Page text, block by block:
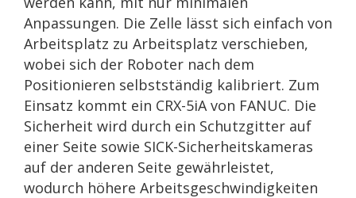
Anpassungen. Die Zelle lässt sich einfach von
Arbeitsplatz zu Arbeitsplatz verschieben,
wobei sich der Roboter nach dem
Positionieren selbstständig kalibriert. Zum
Einsatz kommt ein CRX-5iA von FANUC. Die
Sicherheit wird durch ein Schutzgitter auf
einer Seite sowie SICK-Sicherheitskameras
auf der anderen Seite gewährleistet,
wodurch höhere Arbeitsgeschwindigkeiten